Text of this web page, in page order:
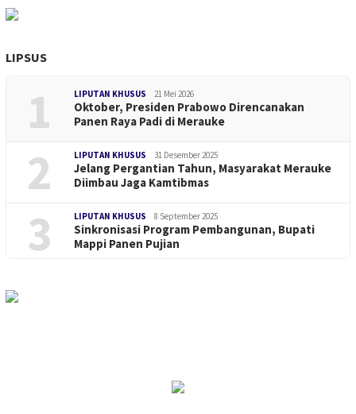
LIPSUS
1 LIPUTAN KHUSUS 21 Mei 2026
Oktober, Presiden Prabowo Direncanakan
Panen Raya Padi di Merauke
2 LIPUTAN KHUSUS 31 Desember 2025
Jelang Pergantian Tahun, Masyarakat Merauke
Diimbau Jaga Kamtibmas
3 LIPUTAN KHUSUS 8 September 2025
Sinkronisasi Program Pembangunan, Bupati
Mappi Panen Pujian